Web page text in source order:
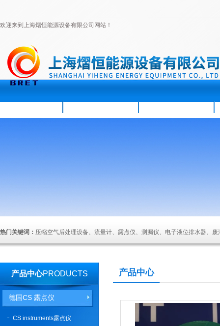
欢迎来到上海熠恒能源设备有限公司网站！
热门关键词： 压缩空气后处理设备、流量计、露点仪、测漏仪、电子液位排水器、
产品中心PRODUCTS
德国CS 露点仪
CS instruments露点仪
产品中心